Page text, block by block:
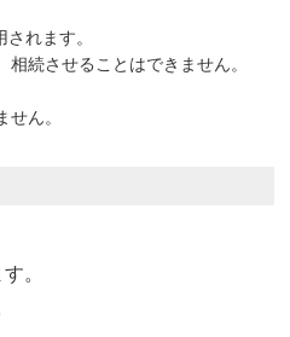
れます。
続させることはできません。
ん。
。